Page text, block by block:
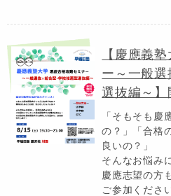
【慶應義
ー～一般
選抜編～】
「そもそも慶
の？」「合格
良いの？」
そんなお悩み
慶應志望の方
ご参加くださ